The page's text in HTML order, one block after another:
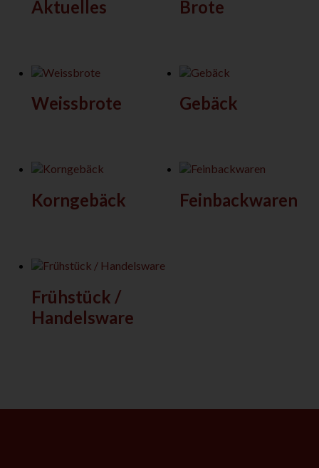
Aktuelles Brote
Weissbrote Gebäck
Korngebäck Feinbackwaren
Frühstück /
Handelsware